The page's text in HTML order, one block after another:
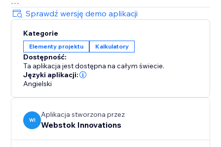
User Interface:
Dropdown for switching between measurement units
for weight and height.
Display area for showing the calculated BMI and its
category.
The reset button sets the initial values and results for
a fresh start.
experience for calculating and understanding BMI. It
caters to users&#39; preferences with flexible input
Sprawdź wersję demo aplikacji
Kategorie
Elementy projektu Kalkulatory
Dostępność:
Ta aplikacja jest dostępna na całym świecie.
Języki aplikacji:
Angielski
WI
Aplikacja stworzona przez
Webstok Innovations